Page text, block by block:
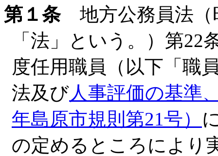
第１条地方公務員法（
「法」という。）第
度任用職員（以下「職
法及び人事評価の基準
年島原市規則第21号）
の定めるところにより